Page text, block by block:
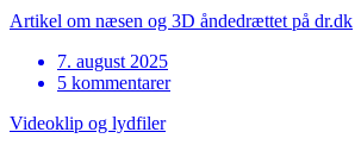
Artikel om næsen og 3D åndedrættet på dr.dk
7. august 2025
5 kommentarer
Videoklip og lydfiler